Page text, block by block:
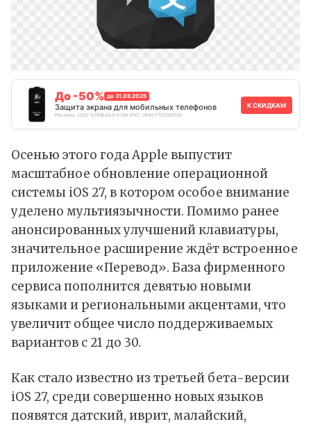
До -50% до 31.08.2026
Защита экрана для мобильных телефонов
Реклама. ООО "АЛИБАБА.КОМ (РУ)", ИНН 7703380158
К СКИДКАМ
Осенью этого года Apple выпустит
масштабное обновление операционной
системы iOS 27, в котором особое внимание
уделено мультиязычности. Помимо ранее
анонсированных улучшений клавиатуры,
значительное расширение ждёт встроенное
приложение «Перевод». База фирменного
сервиса пополнится девятью новыми
языками и региональными акцентами, что
увеличит общее число поддерживаемых
вариантов с 21 до 30.
Как стало известно из третьей бета-версии
iOS 27, среди совершенно новых языков
появятся датский, иврит, малайский,